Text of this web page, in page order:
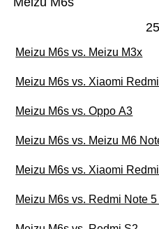
Meizu M6s vs. Meizu M3x
Meizu M6s vs. Xiaomi
Meizu M6s vs. Oppo A3
Meizu M6s vs. Meizu M6
Meizu M6s vs. Xiaomi
Meizu M6s vs. Redmi Note